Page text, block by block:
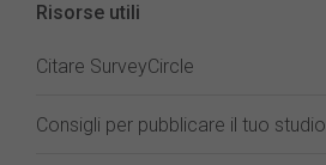
Risorse utili
Citare SurveyCircle
Consigli per pubblicare il tuo studio